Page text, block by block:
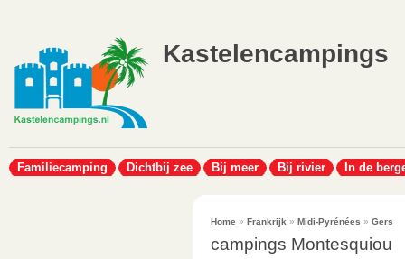
Kastelencampings
Familiecamping Dichtbij zee Bij meer Bij rivier In de
Home » Frankrijk » Midi-Pyrénées » Gers
campings Montesquiou